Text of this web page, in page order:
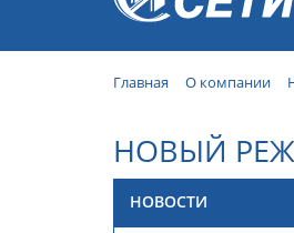
Главная О компании
НОВЫЙ
НОВОСТИ